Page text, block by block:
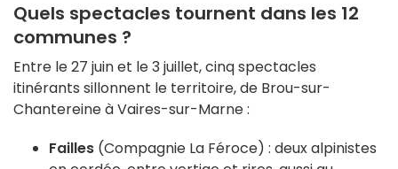
Quels spectacles tournent dans les 12
communes ?
Entre le 27 juin et le 3 juillet, cinq spectacles
itinérants sillonnent le territoire, de Brou-sur-
Chantereine à Vaires-sur-Marne :
Failles (Compagnie La Féroce) : deux alpinistes